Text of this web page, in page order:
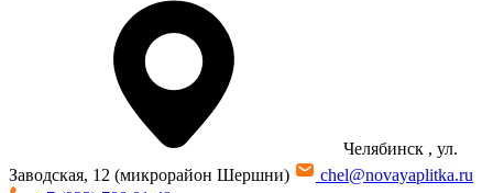
Челябинск , ул.
Заводская, 12 (микрорайон Шершни)
chel@novayaplitka.ru